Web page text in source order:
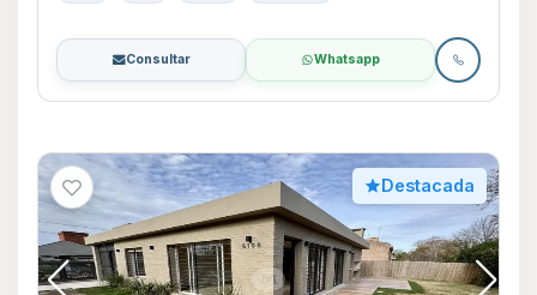
Consultar Whatsapp
Destacada